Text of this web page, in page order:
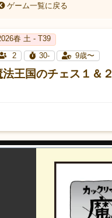
ゲーム一覧に戻る
春 土 - T39
2
30- 9歳〜
法王国のチェス１＆２